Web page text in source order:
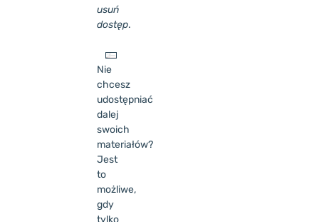
usuń
dostęp.
Nie
chcesz
udostępniać
dalej
swoich
materiałów?
Jest
to
możliwe,
gdy
tylko